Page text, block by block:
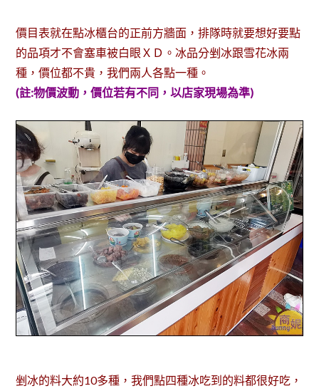
價目表就在點冰櫃台的正前方牆面，排隊時就要想好要點
的品項才不會塞車被白眼ＸＤ。冰品分剉冰跟雪花冰兩
種，價位都不貴，我們兩人各點一種。
(註:物價波動，價位若有不同，以店家現場為準)
剉冰的料大約10多種，我們點四種冰吃到的料都很好吃，